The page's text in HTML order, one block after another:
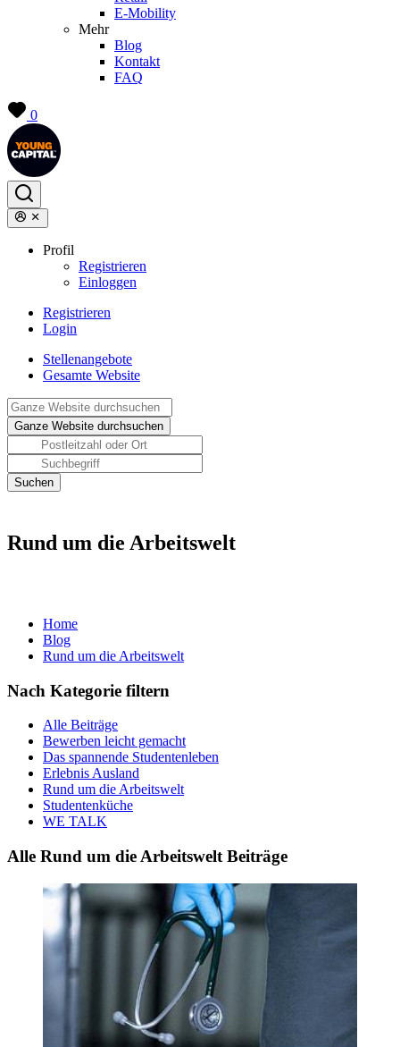
E-Mobility
Mehr
Blog
Kontakt
FAQ
0
Profil
Registrieren
Einloggen
Registrieren
Login
Stellenangebote
Gesamte Website
Rund um die Arbeitswelt
Home
Blog
Rund um die Arbeitswelt
Nach Kategorie filtern
Alle Beiträge
Bewerben leicht gemacht
Das spannende Studentenleben
Erlebnis Ausland
Rund um die Arbeitswelt
Studentenküche
WE TALK
Alle Rund um die Arbeitswelt Beiträge